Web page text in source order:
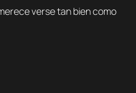
verse tan bien como